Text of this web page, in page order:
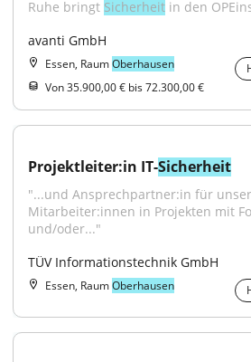
Ruhe bringt Sicherheit in den
avanti GmbH
Essen, RaumOberhausen
Von 35.900,00 € bis 72.300,00 €
Projektleiter:in IT-Sicherheit
"...und Ansprechpartner:in für
Mitarbeiter:innen in Projekten mit
und/oder..."
TÜV Informationstechnik GmbH
Essen, RaumOberhausen